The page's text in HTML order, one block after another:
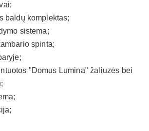
baldų komplektas;
sistema;
spinta;
"Domus Lumina" žaliuzės bei